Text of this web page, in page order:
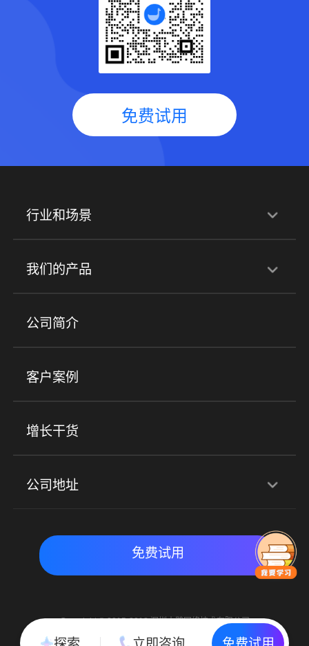
免费试用
行业和场景
行业解决方案
培训机构 职业技能培训 兴趣培训
金融行业
心理机构
实时私域带货 数字化运营
我们的产品
产品
小程序商城 ERP 企微SCRM
社群圈子
公司简介
客户案例
增长干货
公司地址
北京地址：北京市朝阳区朝外大街乙6号23层
免费试用
Copyright © 2015-2018 深圳小鹅网络技术有限公司
All Rights Reserved. 粤ICP备15020529号